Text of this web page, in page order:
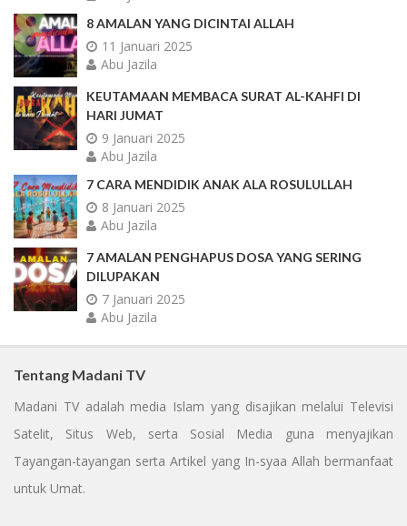
8 AMALAN YANG DICINTAI ALLAH
11 Januari 2025
Abu Jazila
KEUTAMAAN MEMBACA SURAT AL-KAHFI DI
HARI JUMAT
9 Januari 2025
Abu Jazila
7 CARA MENDIDIK ANAK ALA ROSULULLAH
8 Januari 2025
Abu Jazila
7 AMALAN PENGHAPUS DOSA YANG SERING
DILUPAKAN
7 Januari 2025
Abu Jazila
Tentang Madani TV
Madani TV adalah media Islam yang disajikan melalui Televisi
Satelit, Situs Web, serta Sosial Media guna menyajikan
Tayangan-tayangan serta Artikel yang In-syaa Allah bermanfaat
untuk Umat.